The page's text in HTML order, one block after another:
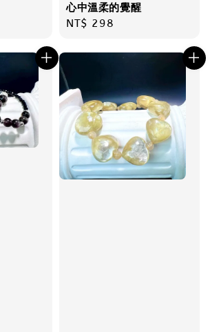
心中溫柔的覺醒
Regular
NT$ 298